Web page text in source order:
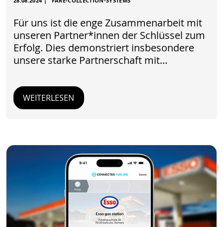
Für uns ist die enge Zusammenarbeit mit
unseren Partner*innen der Schlüssel zum
Erfolg. Dies demonstriert insbesondere
unsere starke Partnerschaft mit…
WEITERLESEN